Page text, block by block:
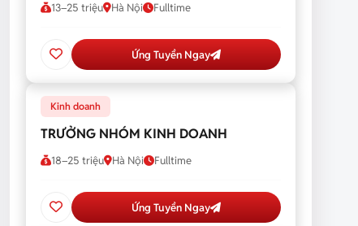
13–25 triệu Hà Nội Fulltime
Ứng Tuyển Ngay
Kinh doanh
TRƯỞNG NHÓM KINH DOANH
18–25 triệu Hà Nội Fulltime
Ứng Tuyển Ngay